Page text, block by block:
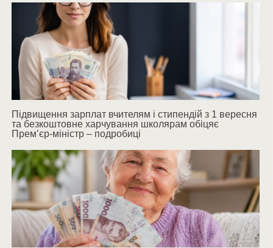
Підвищення зарплат вчителям і стипендій з 1 вересня
та безкоштовне харчування школярам обіцяє
Прем’єр-міністр – подробиці